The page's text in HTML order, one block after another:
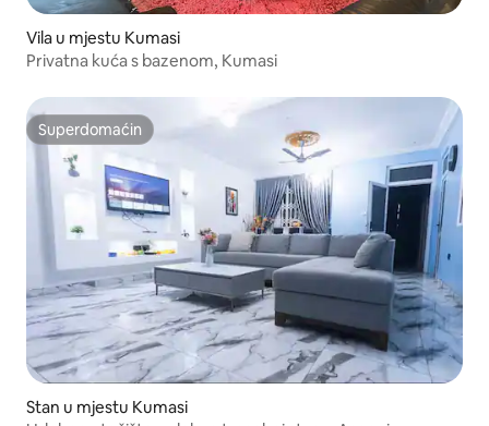
Vila u mjestu Kumasi
Privatna kuća s bazenom, Kumasi
Superdomaćin
Superdomaćin
Stan u mjestu Kumasi